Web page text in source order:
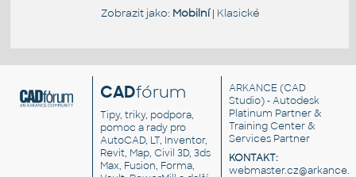
Zobrazit jako: Mobilní| Klasické
CADfórum
Tipy, triky, podpora,
pomoc a rady pro
AutoCAD, LT, Inventor,
Revit, Map, Civil 3D, 3ds
Max, Fusion, Forma,
ARKANCE (CAD
Studio) - Autodesk
Platinum Partner &
Training Center &
Services Partner
KONTAKT: